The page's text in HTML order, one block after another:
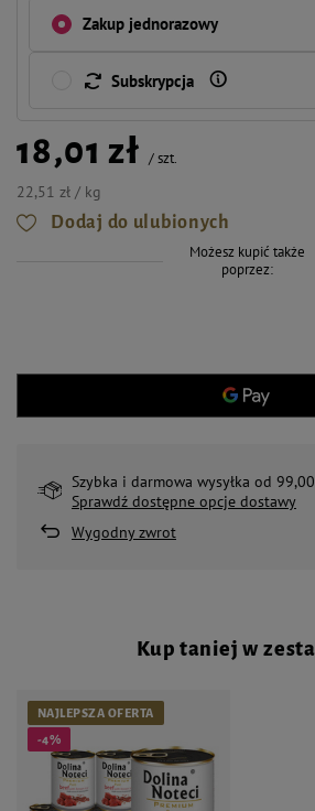
Zakup jednorazowy
Subskrypcja
18,01 zł /szt.
22,51 zł / kg
Dodaj do ulubionych
Możesz kupić także
poprzez:
Szybka i darmowa wysyłka od 99,00
Sprawdź dostępne opcje dostawy
Wygodny zwrot
Kup taniej w
NAJLEPSZA OFERTA
-4%